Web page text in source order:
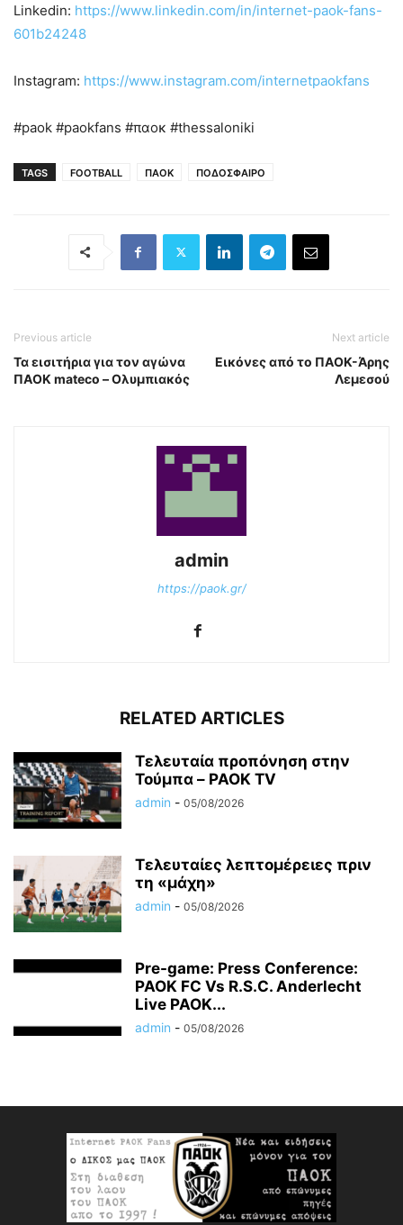
Linkedin: https://www.linkedin.com/in/internet-paok-fans-
601b24248
Instagram: https://www.instagram.com/internetpaokfans
#paok #paokfans #παοκ #thessaloniki
TAGS FOOTBALL ΠΑΟΚ ΠΟΔΟΣΦΑΙΡΟ
Previous article
Τα εισιτήρια για τον αγώνα
ΠΑΟΚ mateco – Ολυμπιακός
Next article
Εικόνες από το ΠΑΟΚ-Άρης
Λεμεσού
admin
https://paok.gr/
RELATED ARTICLES
Τελευταία προπόνηση στην
Τούμπα – PAOK TV
admin - 05/08/2026
Τελευταίες λεπτομέρειες πριν
τη «μάχη»
admin - 05/08/2026
Pre-game: Press Conference:
PAOK FC Vs R.S.C. Anderlecht
Live PAOK...
admin - 05/08/2026